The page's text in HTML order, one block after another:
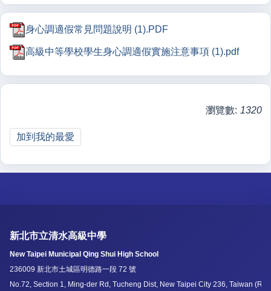
身心調適假常見問題說明 (1).PDF
高級中等學校學生身心調適假實施注意事項 (1).pdf
瀏覽數: 1320
加到我的最愛
新北市立清水高級中學
New Taipei Municipal Qing Shui High School
236009 新北市土城區明德路一段 72 號
No.72, Section 1, Ming-der Rd, Tucheng Dist, New Taipei City 236, Taiwan